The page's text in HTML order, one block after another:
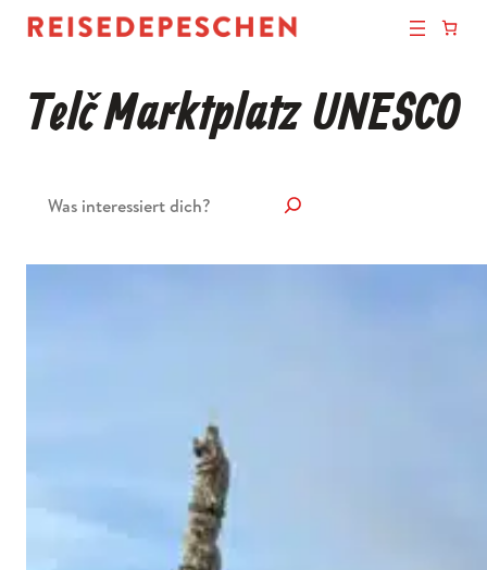
Telč Marktplatz UNESCO